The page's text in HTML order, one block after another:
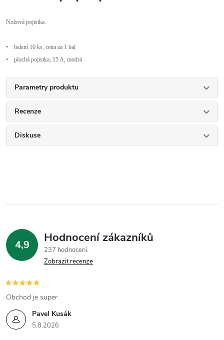
Nožová pojistka.
• balení 10 ks, cena za 1 bal
• plochá pojistka, 15 A, modrá
Parametry produktu
Recenze
Diskuse
4,9 Hodnocení zákazníků
237 hodnocení
Zobrazit recenze
Pavel Kusák
5.8.2026
Obchod je super